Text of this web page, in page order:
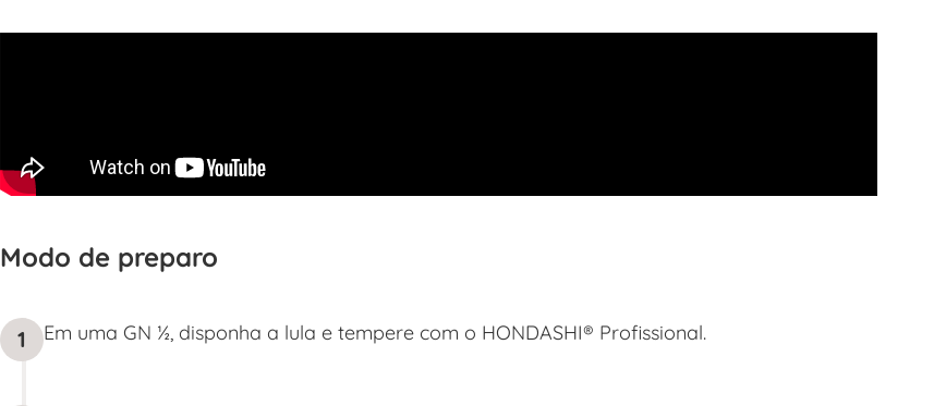
Modo de preparo
1 Em uma GN ½, disponha a lula e tempere com o HONDASHI® Profissional.